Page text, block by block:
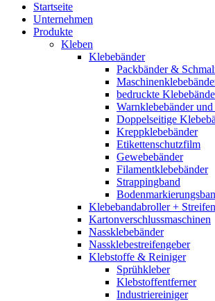
Startseite
Unternehmen
Produkte
Kleben
Klebebänder
Packbänder &
bedruckte
Warnklebebänder
Doppelseitige
Kreppklebebänder
Etikettenschutzfilm
Gewebebänder
Filamentklebebänder
Strappingband
Klebebandabroller +
Kartonverschlussmaschinen
Nassklebebänder
Nassklebestreifengeber
Klebstoffe & Reiniger
Sprühkleber
Klebstoffentferner
Industriereiniger